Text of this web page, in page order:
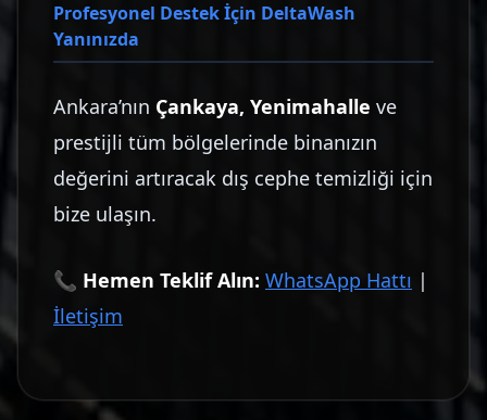
Profesyonel Destek İçin DeltaWash
Yanınızda
Ankara’nın Çankaya, Yenimahalle ve
prestijli tüm bölgelerinde binanızın
değerini artıracak dış cephe temizliği için
bize ulaşın.
📞 Hemen Teklif Alın: WhatsApp Hattı |
İletişim